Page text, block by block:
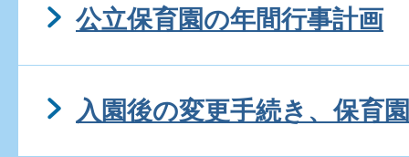
公立保育園の年間行事計画
入園後の変更手続き、保育